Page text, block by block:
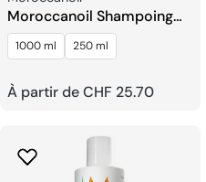
Moroccanoil Shampoing
Lissant
1000 ml 250 ml
Prix
À partir de CHF 25.70